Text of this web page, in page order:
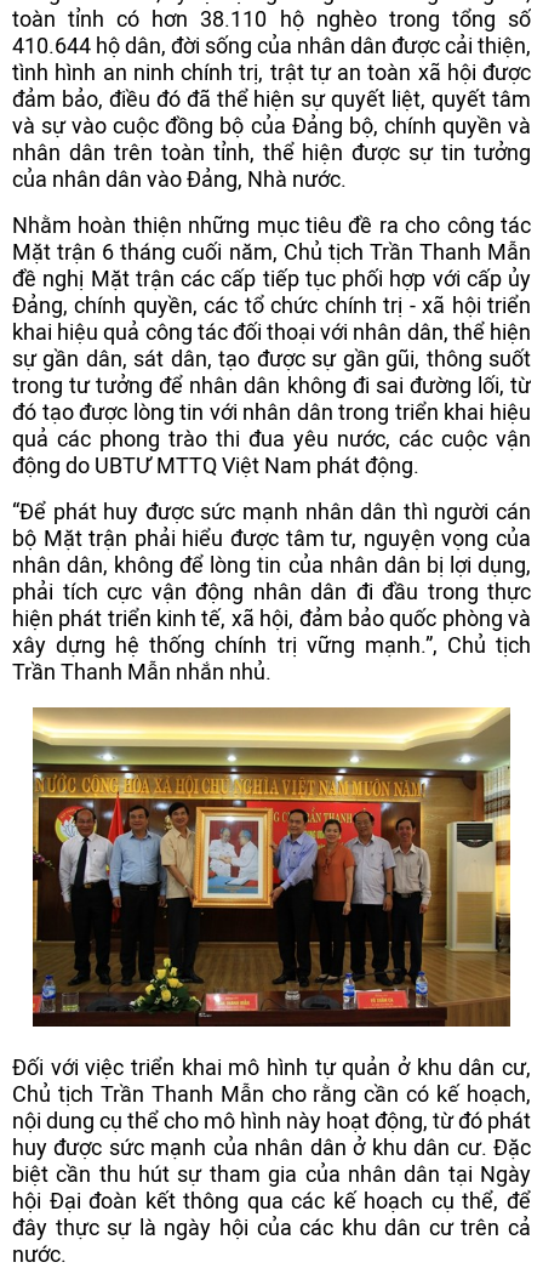
toàn tỉnh có hơn 38.110 hộ nghèo trong tổng số
410.644 hộ dân, đời sống của nhân dân được cải thiện,
tình hình an ninh chính trị, trật tự an toàn xã hội được
đảm bảo, điều đó đã thể hiện sự quyết liệt, quyết tâm
và sự vào cuộc đồng bộ của Đảng bộ, chính quyền và
nhân dân trên toàn tỉnh, thể hiện được sự tin tưởng
của nhân dân vào Đảng, Nhà nước.
Nhằm hoàn thiện những mục tiêu đề ra cho công tác
Mặt trận 6 tháng cuối năm, Chủ tịch Trần Thanh Mẫn
đề nghị Mặt trận các cấp tiếp tục phối hợp với cấp ủy
Đảng, chính quyền, các tổ chức chính trị - xã hội triển
khai hiệu quả công tác đối thoại với nhân dân, thể hiện
sự gần dân, sát dân, tạo được sự gần gũi, thông suốt
trong tư tưởng để nhân dân không đi sai đường lối, từ
đó tạo được lòng tin với nhân dân trong triển khai hiệu
quả các phong trào thi đua yêu nước, các cuộc vận
động do UBTƯ MTTQ Việt Nam phát động.
“Để phát huy được sức mạnh nhân dân thì người cán
bộ Mặt trận phải hiểu được tâm tư, nguyện vọng của
nhân dân, không để lòng tin của nhân dân bị lợi dụng,
phải tích cực vận động nhân dân đi đầu trong thực
hiện phát triển kinh tế, xã hội, đảm bảo quốc phòng và
xây dựng hệ thống chính trị vững mạnh.”, Chủ tịch
Trần Thanh Mẫn nhắn nhủ.
Đối với việc triển khai mô hình tự quản ở khu dân cư,
Chủ tịch Trần Thanh Mẫn cho rằng cần có kế hoạch,
nội dung cụ thể cho mô hình này hoạt động, từ đó phát
huy được sức mạnh của nhân dân ở khu dân cư. Đặc
biệt cần thu hút sự tham gia của nhân dân tại Ngày
hội Đại đoàn kết thông qua các kế hoạch cụ thể, để
đây thực sự là ngày hội của các khu dân cư trên cả
nước.